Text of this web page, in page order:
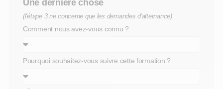
Une dernière chose
(l'étape 3 ne concerne que les demandes d'alternance).
Comment nous avez-vous connu ?
Pourquoi souhaitez-vous suivre cette formation ?